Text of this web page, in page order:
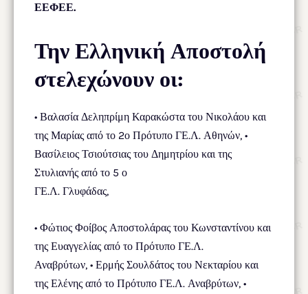
ΕΕΦΕΕ.
Την Ελληνική Αποστολή
στελεχώνουν οι:
• Βαλασία Δεληπρίμη Καρακώστα του Νικολάου και
της Μαρίας από το 2ο Πρότυπο ΓΕ.Λ. Αθηνών, •
Βασίλειος Τσιούτσιας του Δημητρίου και της
Στυλιανής από το 5 ο
ΓΕ.Λ. Γλυφάδας,
• Φώτιος Φοίβος Αποστολάρας του Κωνσταντίνου και
της Ευαγγελίας από το Πρότυπο ΓΕ.Λ.
Αναβρύτων, • Ερμής Σουλδάτος του Νεκταρίου και
της Ελένης από το Πρότυπο ΓΕ.Λ. Αναβρύτων, •